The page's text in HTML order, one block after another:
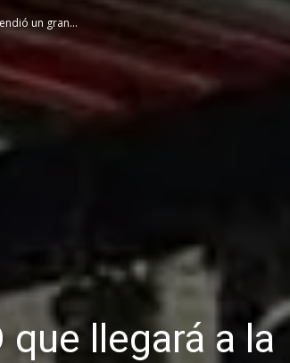
un gran...
que llegará a la